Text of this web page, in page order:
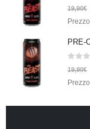
Su
19,90€
Su
19,90€